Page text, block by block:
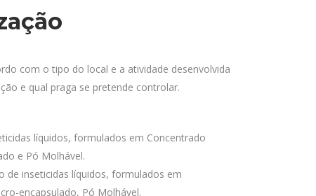
com o tipo do local e a atividade desenvolvida
e qual praga se pretende controlar.
líquidos, formulados em Concentrado
e Pó Molhável.
de inseticidas líquidos, formulados em
encapsulado, Pó Molhável.